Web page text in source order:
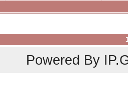
Powered By